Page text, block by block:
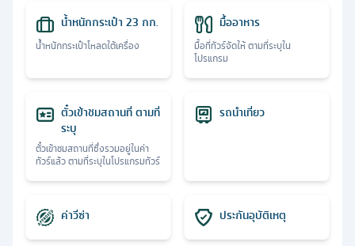
น้ำหนักกระเป๋า 23 กก.
น้ำหนักกระเป๋าโหลดใต้เครื่อง
มื้ออาหาร
มื้อที่ทัวร์จัดให้ ตามที่ระบุใน
โปรแกรม
ตั๋วเข้าชมสถานที่ ตามที่
ระบุ
ตั๋วเข้าชมสถานที่ซึ่งรวมอยู่ในค่า
ทัวร์แล้ว ตามที่ระบุในโปรแกรมทัวร์
รถนำเที่ยว
ค่าวีซ่า ประกันอุบัติเหตุ